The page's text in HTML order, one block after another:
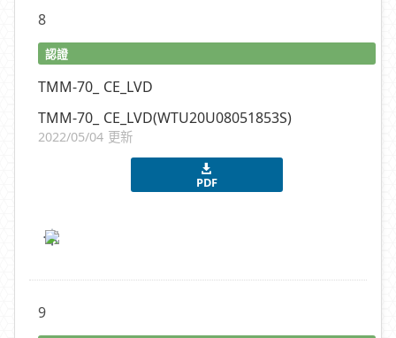
8
認證
TMM-70_ CE_LVD
TMM-70_ CE_LVD(WTU20U08051853S)
2022/05/04 更新
PDF
9